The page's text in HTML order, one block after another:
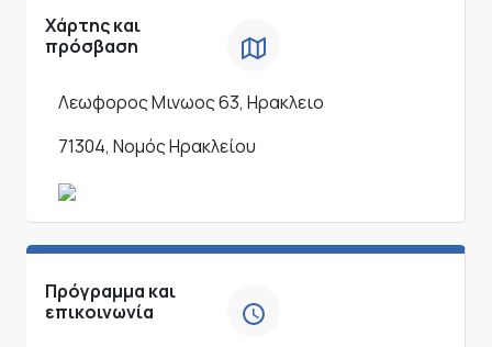
Χάρτης και
πρόσβαση
Λεωφορος Μινωος 63, Ηρακλειο
71304, Νομός Ηρακλείου
Πρόγραμμα και
επικοινωνία